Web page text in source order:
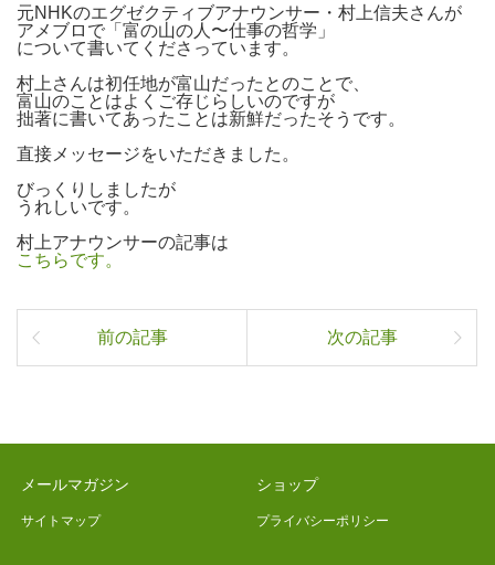
元NHKのエグゼクティブアナウンサー・村上信夫さんが
アメブロで「富の山の人〜仕事の哲学」
について書いてくださっています。
村上さんは初任地が富山だったとのことで、
富山のことはよくご存じらしいのですが
拙著に書いてあったことは新鮮だったそうです。
直接メッセージをいただきました。
びっくりしましたが
うれしいです。
村上アナウンサーの記事は
こちらです。
前の記事 次の記事
メールマガジン
サイトマップ
ショップ
プライバシーポリシー